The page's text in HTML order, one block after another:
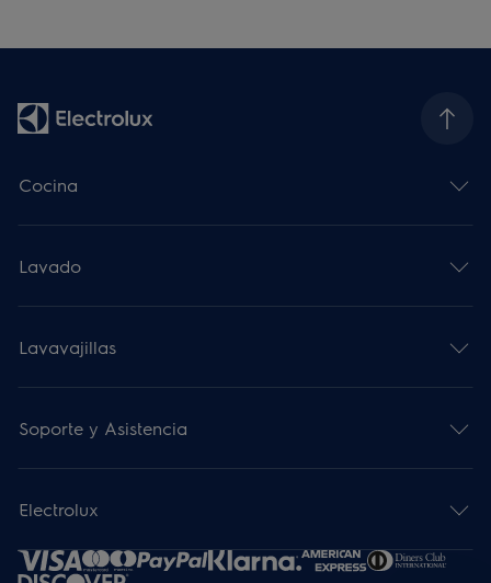
Cocina
Lavado
Lavavajillas
Soporte y Asistencia
Electrolux